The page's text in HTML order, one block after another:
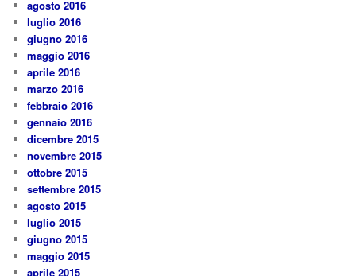
agosto 2016
luglio 2016
giugno 2016
maggio 2016
aprile 2016
marzo 2016
febbraio 2016
gennaio 2016
dicembre 2015
novembre 2015
ottobre 2015
settembre 2015
agosto 2015
luglio 2015
giugno 2015
maggio 2015
aprile 2015